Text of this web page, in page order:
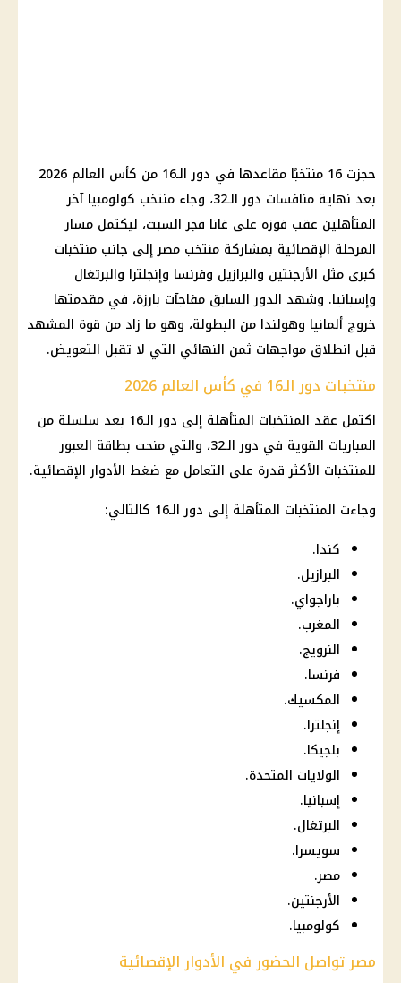
حجزت 16 منتخبًا مقاعدها في دور الـ16 من كأس العالم 2026
بعد نهاية منافسات دور الـ32، وجاء منتخب كولومبيا آخر
المتأهلين عقب فوزه على غانا فجر السبت، ليكتمل مسار
المرحلة الإقصائية بمشاركة منتخب مصر إلى جانب منتخبات
كبرى مثل الأرجنتين والبرازيل وفرنسا وإنجلترا والبرتغال
وإسبانيا. وشهد الدور السابق مفاجآت بارزة، في مقدمتها
خروج ألمانيا وهولندا من البطولة، وهو ما زاد من قوة المشهد
قبل انطلاق مواجهات ثمن النهائي التي لا تقبل التعويض.
منتخبات دور الـ16 في كأس العالم 2026
اكتمل عقد المنتخبات المتأهلة إلى دور الـ16 بعد سلسلة من
المباريات القوية في دور الـ32، والتي منحت بطاقة العبور
للمنتخبات الأكثر قدرة على التعامل مع ضغط الأدوار الإقصائية.
وجاءت المنتخبات المتأهلة إلى دور الـ16 كالتالي:
كندا.
البرازيل.
باراجواي.
المغرب.
النرويج.
فرنسا.
المكسيك.
إنجلترا.
بلجيكا.
الولايات المتحدة.
إسبانيا.
البرتغال.
سويسرا.
مصر.
الأرجنتين.
كولومبيا.
مصر تواصل الحضور في الأدوار الإقصائية